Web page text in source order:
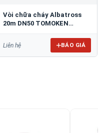
Vòi chữa cháy Albatross
20m DN50 TOMOKEN
Liên hệ BÁO GIÁ